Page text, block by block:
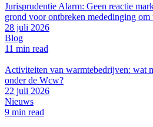
Jurisprudentie Alarm: Geen reactie
grond voor ontbreken mededinging om
28 juli 2026
Blog
11 min read
Activiteiten van warmtebedrijven: wat
onder de Wcw?
22 juli 2026
Nieuws
9 min read